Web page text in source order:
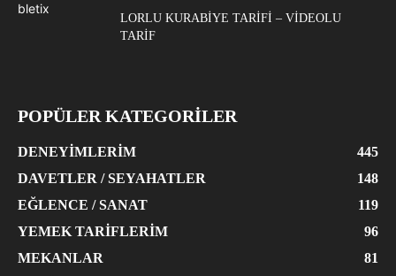
LORLU KURABIYE TARIFI – VIDEOLU
TARIF
POPÜLER KATEGORİLER
DENEYIMLERIM
445
DAVETLER / SEYAHATLER
148
EĞLENCE / SANAT
119
YEMEK TARIFLERIM
96
MEKANLAR
81